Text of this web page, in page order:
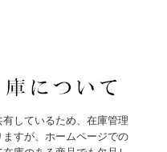
しているため、在庫管理
すが、ホームページでの